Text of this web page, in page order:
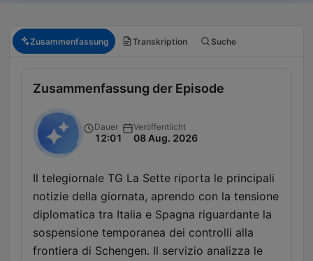
Zusammenfassung Transkription Suche
Zusammenfassung der Episode
Dauer
12:01
Veröffentlicht
08 Aug. 2026
Il telegiornale TG La Sette riporta le principali
notizie della giornata, aprendo con la tensione
diplomatica tra Italia e Spagna riguardante la
sospensione temporanea dei controlli alla
frontiera di Schengen. Il servizio analizza le